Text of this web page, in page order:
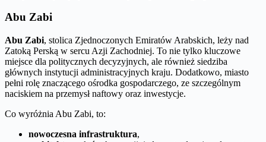
Abu Zabi
Abu Zabi, stolica Zjednoczonych Emiratów Arabskich, leży nad
Zatoką Perską w sercu Azji Zachodniej. To nie tylko kluczowe
miejsce dla politycznych decyzyjnych, ale również siedziba
głównych instytucji administracyjnych kraju. Dodatkowo, miasto
pełni rolę znaczącego ośrodka gospodarczego, ze szczególnym
naciskiem na przemysł naftowy oraz inwestycje.
Co wyróżnia Abu Zabi, to:
nowoczesna infrastruktura,